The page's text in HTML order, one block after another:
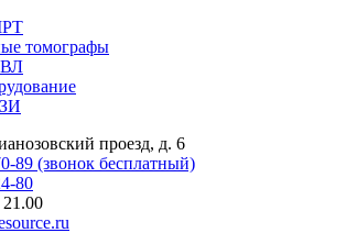
томографы
проезд, д. 6
89 (звонок бесплатный)
80